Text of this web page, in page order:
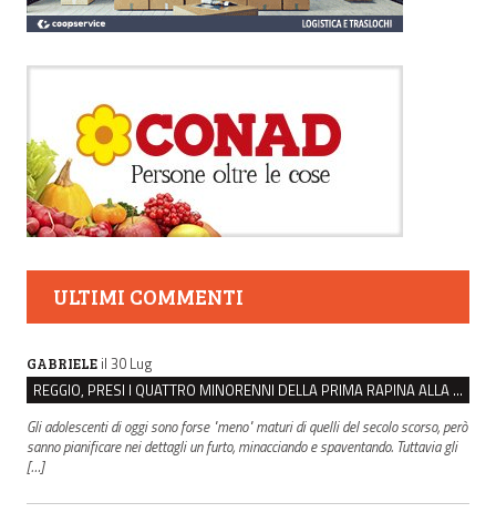
ULTIMI COMMENTI
GABRIELE il 30 Lug
REGGIO, PRESI I QUATTRO MINORENNI DELLA PRIMA RAPINA ALLA FARMACIA DI COVIOLO
Gli adolescenti di oggi sono forse "meno" maturi di quelli del secolo scorso, però
sanno pianificare nei dettagli un furto, minacciando e spaventando. Tuttavia gli
[…]